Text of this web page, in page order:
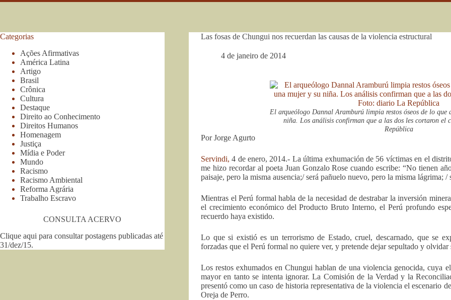
Las fosas de Chungui nos recuerdan las causas de la violencia estructural
4 de janeiro de 2014
El arqueólogo Dannal Aramburú limpia restos óseos de lo que
niña. Los análisis confirman que a las dos les cortaron
República
Por Jorge Agurto
Servindi, 4 de enero, 2014.- La última exhumación de 56 víctimas en el
me hizo recordar al poeta Juan Gonzalo Rose cuando escribe: “No tienen
paisaje, pero la misma ausencia;/ será pañuelo nuevo, pero la misma lágrima;
Mientras el Perú formal habla de la necesidad de destrabar la inversión
el crecimiento económico del Producto Bruto Interno, el Perú profundo
recuerdo haya existido.
Lo que si existió es un terrorismo de Estado, cruel, descarnado, que se
forzadas que el Perú formal no quiere ver, y pretende dejar sepultado y olvidar
Los restos exhumados en Chungui hablan de una violencia genocida, cuya
mayor en tanto se intenta ignorar. La Comisión de la Verdad y la
presentó como un caso de historia representativa de la violencia el escenario
Oreja de Perro.
Categorias
Ações Afirmativas
América Latina
Artigo
Brasil
Crônica
Cultura
Destaque
Direito ao Conhecimento
Direitos Humanos
Homenagem
Justiça
Mídia e Poder
Mundo
Racismo
Racismo Ambiental
Reforma Agrária
Trabalho Escravo
CONSULTA ACERVO
Clique aqui para consultar postagens publicadas até
31/dez/15.